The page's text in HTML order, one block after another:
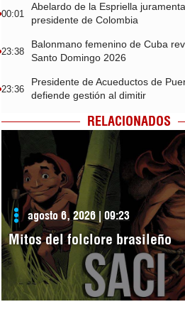
00:01
Abelardo de la Espriella
presidente de Colombia
23:38
Balonmano femenino de Cuba
Santo Domingo 2026
23:36
Presidente de Acueductos de
defiende gestión al dimitir
RELACIONADOS
agosto 6, 2026 | 09:23
Mitos del folclore brasileño